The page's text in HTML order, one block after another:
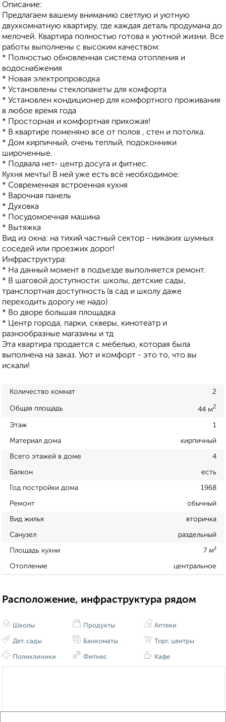
Oпиcание:
Пpeдлагаeм вашему вниманию cвeтлую и уютную
двуxкомнатную квapтиpу, где каждая деталь продумана до
мелочей. Квартира полностью готова к уютной жизни. Все
работы выполнены с высоким качеством:
* Полностью обновленная система отопления и
водоснабжения
* Новая электропроводка
* Установлены стеклопакеты для комфорта
* Установлен кондиционер для комфортного проживания
в любое время года
* Просторная и комфортная прихожая!
* В квартире поменяно все от полов , стен и потолка.
* Дом кирпичный, очень теплый, подоконники
широченные.
* Подвала нет- центр досуга и фитнес.
Кухня мечты! В ней уже есть всё необходимое:
* Современная встроенная кухня
* Варочная панель
* Духовка
* Посудомоечная машина
* Вытяжка
Вид из окна: на тихий частный сектор - никаких шумных
соседей или проезжих дорог!
Инфраструктура:
* На данный момент в подъезде выполняется ремонт.
* В шаговой доступности: школы, детские сады,
транспортная доступность (в сад и школу даже
переходить дорогу не надо)
* Во дворе большая площадка
* Центр города, парки, скверы, кинотеатр и
разнообразные магазины и тд
Эта квартира продается с мебелью, которая была
выполнена на заказ. Уют и комфорт - это то, что вы
искали!
Количество комнат 2
Общая площадь 44 м2
Этаж 1
Материал дома кирпичный
Всего этажей в доме 4
Балкон есть
Год постройки дома 1968
Ремонт обычный
Вид жилья вторичка
Санузел раздельный
Площадь кухни 7 м²
Отопление центральное
Расположение, инфраструктура рядом
Школы
Дет. сады
Поликлиники
Продукты
Банкоматы
Фитнес
Аптеки
Торг. центры
Кафе